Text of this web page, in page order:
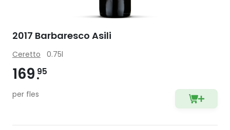
2017 Barbaresco Asili
Ceretto 0.75l
169 95
per fles